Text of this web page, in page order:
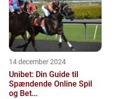
14 december 2024
Unibet: Din Guide til
Spændende Online Spil
og Bet...